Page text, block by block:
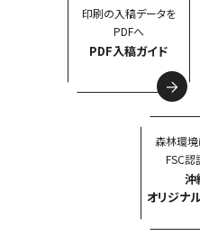
印刷の入稿データを
PDFへ
PDF入稿ガイド
森林環
FSC認
沖
オリジナ